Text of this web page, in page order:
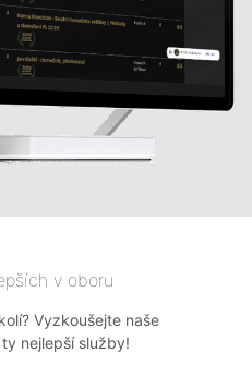
v oboru
Vyzkoušejte naše
nejlepší služby!